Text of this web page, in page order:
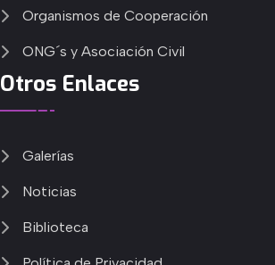
Organismos de Cooperación
ONG´s y Asociación Civil
Otros Enlaces
Galerías
Noticias
Biblioteca